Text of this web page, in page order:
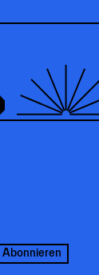
Abonnieren